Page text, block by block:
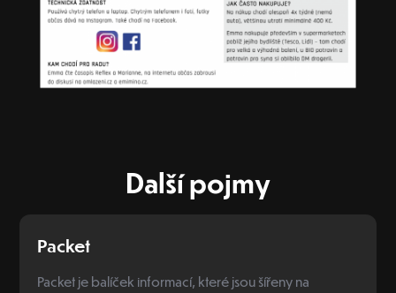
Další pojmy
Packet
Packet je balíček informací, které jsou šířeny na